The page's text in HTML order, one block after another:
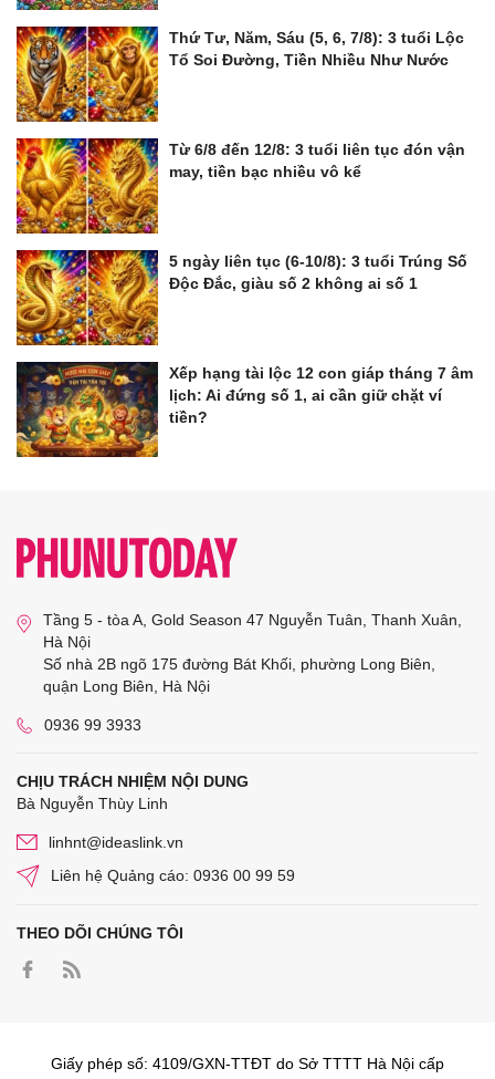
Thứ Tư, Năm, Sáu (5, 6, 7/8): 3 tuổi Lộc
Tổ Soi Đường, Tiền Nhiều Như Nước
Từ 6/8 đến 12/8: 3 tuổi liên tục đón vận
may, tiền bạc nhiều vô kể
5 ngày liên tục (6-10/8): 3 tuổi Trúng Số
Độc Đắc, giàu số 2 không ai số 1
Xếp hạng tài lộc 12 con giáp tháng 7 âm
lịch: Ai đứng số 1, ai cần giữ chặt ví
tiền?
Tầng 5 - tòa A, Gold Season 47 Nguyễn Tuân, Thanh Xuân,
Hà Nội
Số nhà 2B ngõ 175 đường Bát Khối, phường Long Biên,
quận Long Biên, Hà Nội
0936 99 3933
CHỊU TRÁCH NHIỆM NỘI DUNG
Bà Nguyễn Thùy Linh
linhnt@ideaslink.vn
Liên hệ Quảng cáo: 0936 00 99 59
THEO DÕI CHÚNG TÔI
Giấy phép số: 4109/GXN-TTĐT do Sở TTTT Hà Nội cấp